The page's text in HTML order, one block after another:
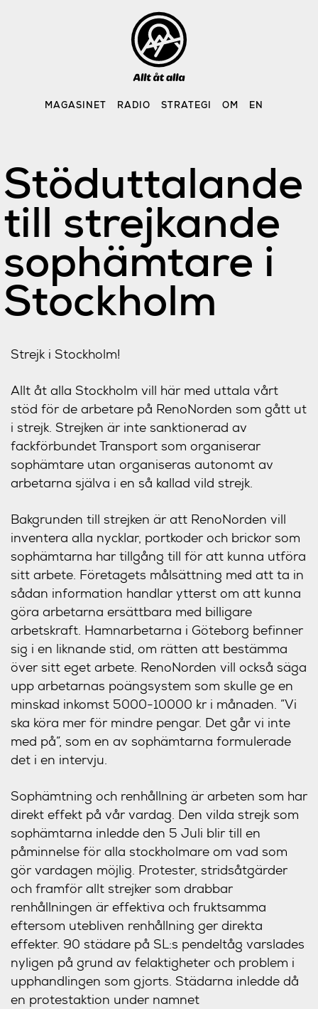
MAGASINET RADIO STRATEGI OM EN
Stöduttalande
till strejkande
sophämtare i
Stockholm
Strejk i Stockholm!
Allt åt alla Stockholm vill här med uttala vårt
stöd för de arbetare på RenoNorden som gått ut
i strejk. Strejken är inte sanktionerad av
fackförbundet Transport som organiserar
sophämtare utan organiseras autonomt av
arbetarna själva i en så kallad vild strejk.
Bakgrunden till strejken är att RenoNorden vill
inventera alla nycklar, portkoder och brickor som
sophämtarna har tillgång till för att kunna utföra
sitt arbete. Företagets målsättning med att ta in
sådan information handlar ytterst om att kunna
göra arbetarna ersättbara med billigare
arbetskraft. Hamnarbetarna i Göteborg befinner
sig i en liknande stid, om rätten att bestämma
över sitt eget arbete. RenoNorden vill också säga
upp arbetarnas poängsystem som skulle ge en
minskad inkomst 5000-10000 kr i månaden. ”Vi
ska köra mer för mindre pengar. Det går vi inte
med på”, som en av sophämtarna formulerade
det i en intervju.
Sophämtning och renhållning är arbeten som har
direkt effekt på vår vardag. Den vilda strejk som
sophämtarna inledde den 5 Juli blir till en
påminnelse för alla stockholmare om vad som
gör vardagen möjlig. Protester, stridsåtgärder
och framför allt strejker som drabbar
renhållningen är effektiva och fruktsamma
eftersom utebliven renhållning ger direkta
effekter. 90 städare på SL:s pendeltåg varslades
nyligen på grund av felaktigheter och problem i
upphandlingen som gjorts. Städarna inledde då
en protestaktion under namnet